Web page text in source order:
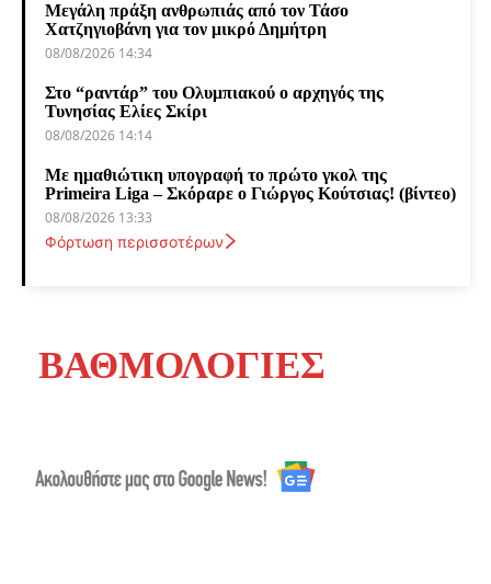
Μεγάλη πράξη ανθρωπιάς από τον Τάσο
Χατζηγιοβάνη για τον μικρό Δημήτρη
08/08/2026 14:34
Στο “ραντάρ” του Ολυμπιακού ο αρχηγός της
Τυνησίας Ελίες Σκίρι
08/08/2026 14:14
Με ημαθιώτικη υπογραφή το πρώτο γκολ της
Primeira Liga – Σκόραρε ο Γιώργος Κούτσιας! (βίντεο)
08/08/2026 13:33
Φόρτωση περισσοτέρων
ΒΑΘΜΟΛΟΓΙΕΣ